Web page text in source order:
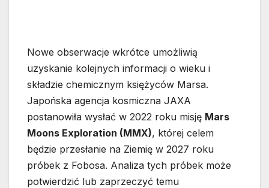
Nowe obserwacje wkrótce umożliwią
uzyskanie kolejnych informacji o wieku i
składzie chemicznym księżyców Marsa.
Japońska agencja kosmiczna JAXA
postanowiła wysłać w 2022 roku misję Mars
Moons Exploration (MMX), której celem
będzie przesłanie na Ziemię w 2027 roku
próbek z Fobosa. Analiza tych próbek może
potwierdzić lub zaprzeczyć temu